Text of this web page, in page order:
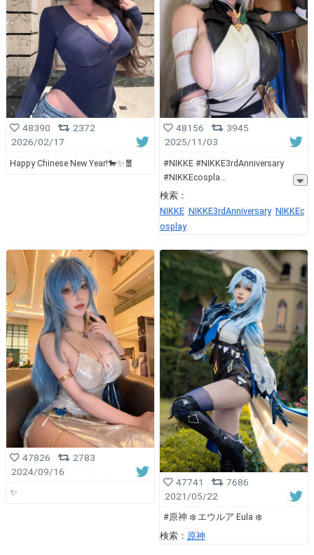
48390
2372
2026/02/17
Happy Chinese New Year!🐎✨🧧
48156
3945
2025/11/03
#NIKKE #NIKKE3rdAnniversary
#NIKKEcospla
検索：
NIKKE NIKKE3rdAnniversary NIKKEc
osplay
47826
2783
2024/09/16
✨
47741
7686
2021/05/22
#原神 ❄️ エウルア Eula ❄️
検索： 原神